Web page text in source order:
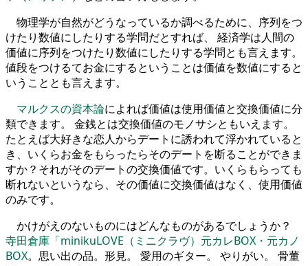
物理学が自然がどうなっているか調べるために、序列をつ
けたり数値にしたりする学問だとすれば、 経済学は人間の
価値に序列をつけたり数値にしたりする学問とも言えます。
値段をつけるてお金にするということは価値を数値にすると
いうこととも言えます。
マルクスの資本論によれば価値は使用価値と交換価値に分
類できます。 金銭とは交換価値のモノサシともいえます。
たとえば大好きな恋人からデートに誘われて浮かれていると
き、いくらお金をもらったらそのデートを断ることができま
すか？それがそのデートの交換価値です。いくらもらっても
断れないというなら、その価値に交換価値はなく、使用価値
のみです。
かけがえのないものにはどんなものがあるでしょうか？
寺田倉庫「minikuLOVE（ミニクラヴ）元カレBOX・元カノ
BOX。思い出の品。形見。 愛用のギター。 やりがい。 骨董